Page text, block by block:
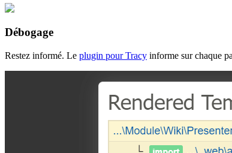
Débogage
Restez informé. Le plugin pour Tracy informe sur chaque